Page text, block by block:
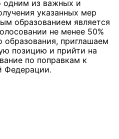
одним из важных и
указанных мер
образованием является
не менее 50%
образования, приглашаем
позицию и прийти на
по поправкам к
Федерации.